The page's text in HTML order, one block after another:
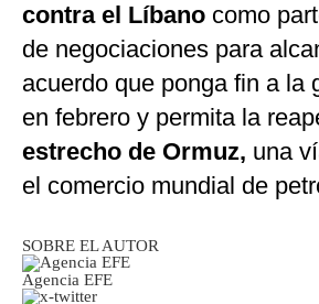
contra el Líbano como
de negociaciones para
acuerdo que ponga fin a la
en febrero y permita la
estrecho de Ormuz, una
el comercio mundial de
SOBRE EL AUTOR
Agencia EFE